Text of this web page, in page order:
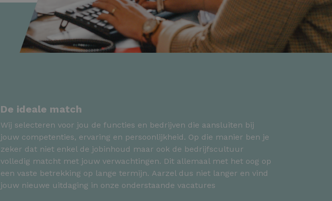
De ideale match
Wij selecteren voor jou de functies en bedrijven die aansluiten bij
jouw competenties, ervaring en persoonlijkheid. Op die manier ben je
zeker dat niet enkel de jobinhoud maar ook de bedrijfscultuur
volledig matcht met jouw verwachtingen. Dit allemaal met het oog op
een vaste betrekking op lange termijn. Aarzel dus niet langer en vind
jouw nieuwe uitdaging in onze onderstaande vacatures